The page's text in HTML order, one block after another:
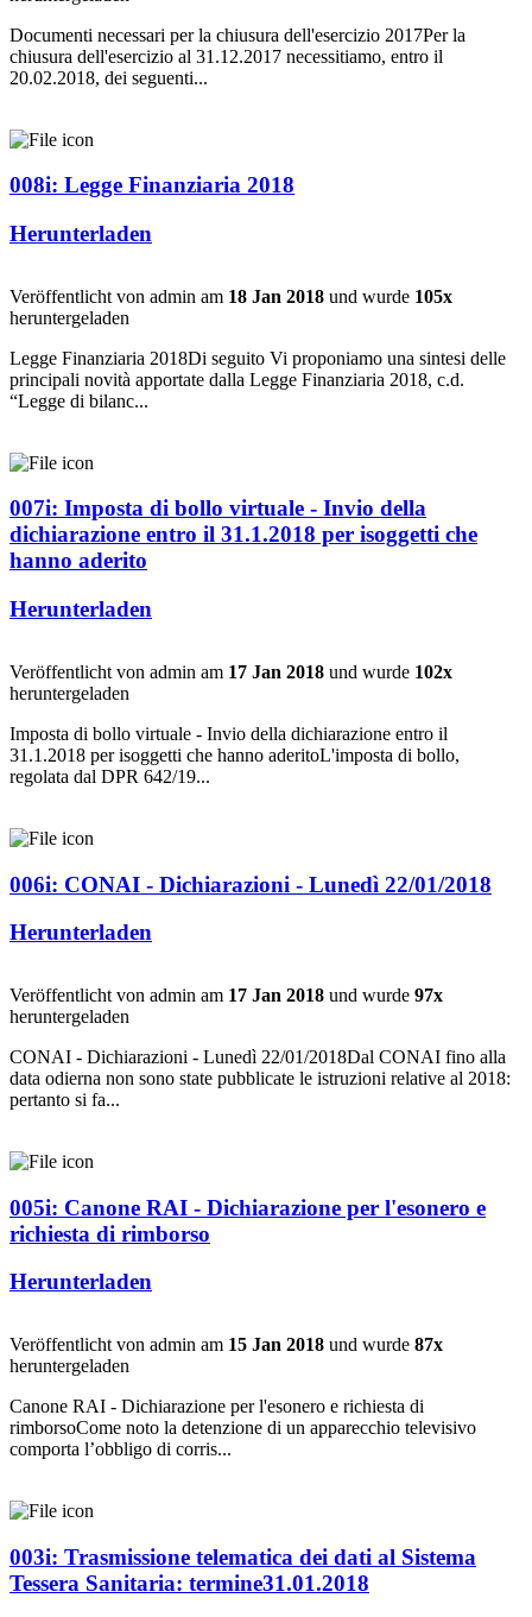
Documenti necessari per la chiusura dell'esercizio 2017Per la
chiusura dell'esercizio al 31.12.2017 necessitiamo, entro il
20.02.2018, dei seguenti...
008i: Legge Finanziaria 2018
Herunterladen
Veröffentlicht von admin am 18 Jan 2018 und wurde 105x
heruntergeladen
Legge Finanziaria 2018Di seguito Vi proponiamo una sintesi delle
principali novità apportate dalla Legge Finanziaria 2018, c.d.
“Legge di bilanc...
007i: Imposta di bollo virtuale - Invio della
dichiarazione entro il 31.1.2018 per isoggetti che
hanno aderito
Herunterladen
Veröffentlicht von admin am 17 Jan 2018 und wurde 102x
heruntergeladen
Imposta di bollo virtuale - Invio della dichiarazione entro il
31.1.2018 per isoggetti che hanno aderitoL'imposta di bollo,
regolata dal DPR 642/19...
006i: CONAI - Dichiarazioni - Lunedì 22/01/2018
Herunterladen
Veröffentlicht von admin am 17 Jan 2018 und wurde 97x
heruntergeladen
CONAI - Dichiarazioni - Lunedì 22/01/2018Dal CONAI fino alla
data odierna non sono state pubblicate le istruzioni relative al 2018:
pertanto si fa...
005i: Canone RAI - Dichiarazione per l'esonero e
richiesta di rimborso
Herunterladen
Veröffentlicht von admin am 15 Jan 2018 und wurde 87x
heruntergeladen
Canone RAI - Dichiarazione per l'esonero e richiesta di
rimborsoCome noto la detenzione di un apparecchio televisivo
comporta l’obbligo di corris...
003i: Trasmissione telematica dei dati al Sistema
Tessera Sanitaria: termine31.01.2018